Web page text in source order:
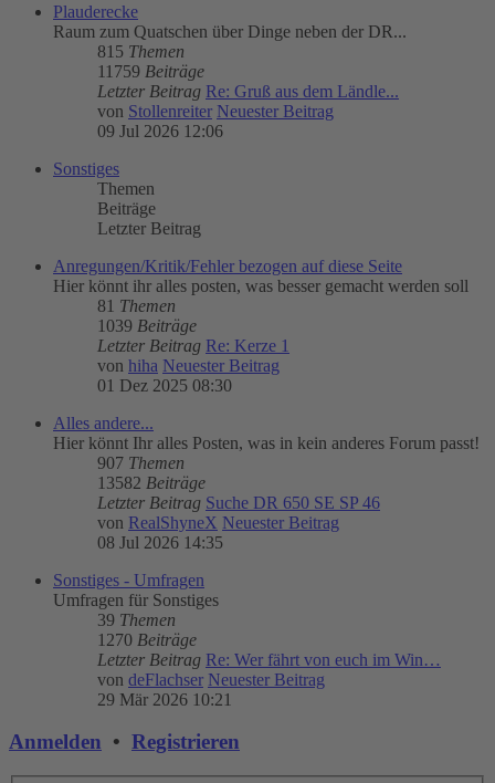
Plauderecke
Raum zum Quatschen über Dinge neben der DR...
815 Themen
11759 Beiträge
Letzter Beitrag Re: Gruß aus dem Ländle...
von Stollenreiter Neuester Beitrag
09 Jul 2026 12:06
Sonstiges
Themen
Beiträge
Letzter Beitrag
Anregungen/Kritik/Fehler bezogen auf diese Seite
Hier könnt ihr alles posten, was besser gemacht werden soll
81 Themen
1039 Beiträge
Letzter Beitrag Re: Kerze 1
von hiha Neuester Beitrag
01 Dez 2025 08:30
Alles andere...
Hier könnt Ihr alles Posten, was in kein anderes Forum passt!
907 Themen
13582 Beiträge
Letzter Beitrag Suche DR 650 SE SP 46
von RealShyneX Neuester Beitrag
08 Jul 2026 14:35
Sonstiges - Umfragen
Umfragen für Sonstiges
39 Themen
1270 Beiträge
Letzter Beitrag Re: Wer fährt von euch im Win…
von deFlachser Neuester Beitrag
29 Mär 2026 10:21
Anmelden • Registrieren